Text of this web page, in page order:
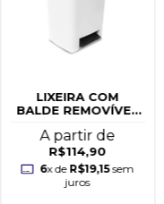
LIXEIRA COM
BALDE REMOVÍVEL
A partir de
R$114,90
6x de R$19,15sem
juros